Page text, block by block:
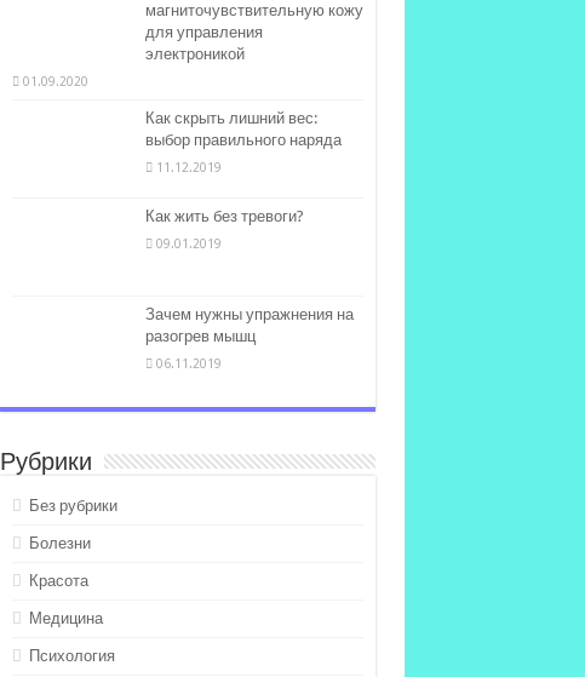
магниточувствительную кожу
для управления
электроникой
01.09.2020
Как скрыть лишний вес:
выбор правильного наряда
11.12.2019
Как жить без тревоги?
09.01.2019
Зачем нужны упражнения на
разогрев мышц
06.11.2019
Рубрики
Без рубрики
Болезни
Красота
Медицина
Психология